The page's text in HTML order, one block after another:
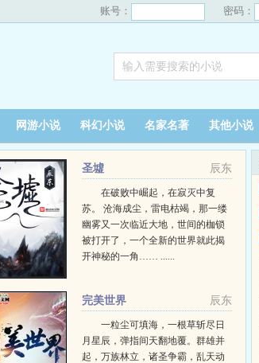
账号： 密码：
网游小说 科幻小说 名家名著 其他小说
辰东
圣墟
在破败中崛起，在寂灭中复
苏。 沧海成尘，雷电枯竭，那一缕
幽雾又一次临近大地，世间的枷锁
被打开了，一个全新的世界就此揭
开神秘的一角…… ......
辰东
完美世界
一粒尘可填海，一根草斩尽日
月星辰，弹指间天翻地覆。群雄并
起，万族林立，诸圣争霸，乱天动